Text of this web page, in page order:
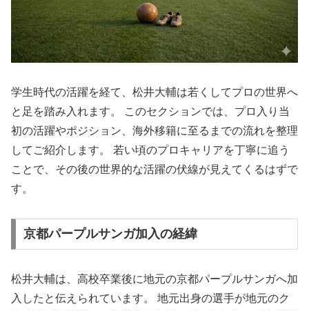
学生時代の活躍を経て、松井大輔は若くしてプロの世界へ
と足を踏み入れます。 このセクションでは、プロ入り当
初の活躍やポジション、海外移籍に至るまでの流れを整理
してご紹介します。 若い頃のプロキャリアを丁寧に追う
ことで、その後の世界的な活躍の伏線が見えてくるはずで
す。
京都パープルサンガ加入の経緯
松井大輔は、高校卒業後に地元の京都パープルサンガへ加
入したと伝えられています。 地元出身の選手が地元のク